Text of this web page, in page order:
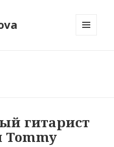
гитарист
Tommy